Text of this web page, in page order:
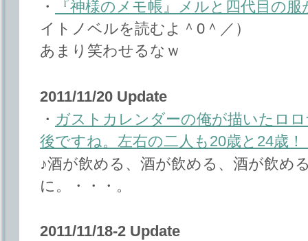
・
『神様のメモ帳』メルと四代目の
イトノベルを読むよ＾0＾／）
あまり笑わせるなｗ
2011/11/20 Update
・ ガストカレンダーの俺が描いたロ
後ですね。左右の二人も20歳と24歳！
♪酒が飲める、酒が飲める、酒が飲め
に。・・・。
2011/11/18-2 Update